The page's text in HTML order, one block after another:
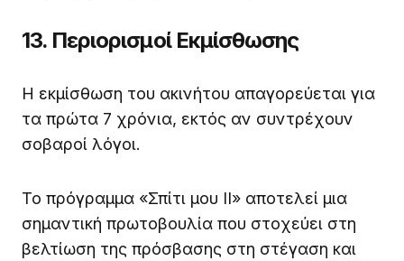
13. Περιορισμοί Εκμίσθωσης
Η εκμίσθωση του ακινήτου απαγορεύεται για
τα πρώτα 7 χρόνια, εκτός αν συντρέχουν
σοβαροί λόγοι.
Το πρόγραμμα «Σπίτι μου ΙΙ» αποτελεί μια
σημαντική πρωτοβουλία που στοχεύει στη
βελτίωση της πρόσβασης στη στέγαση και